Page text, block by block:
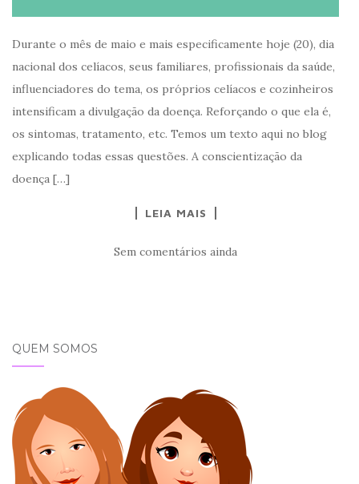
Durante o mês de maio e mais especificamente hoje (20), dia
nacional dos celíacos, seus familiares, profissionais da saúde,
influenciadores do tema, os próprios celíacos e cozinheiros
intensificam a divulgação da doença. Reforçando o que ela é,
os sintomas, tratamento, etc. Temos um texto aqui no blog
explicando todas essas questões. A conscientização da
doença […]
LEIA MAIS
Sem comentários ainda
QUEM SOMOS